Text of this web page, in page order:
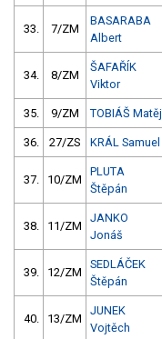
33. 7/ZM
BASARABA
Albert
34. 8/ZM
ŠAFAŘÍK
Viktor
35. 9/ZM TOBIÁŠ Matěj
36. 27/ZS KRÁL Samuel
37. 10/ZM
PLUTA
Štěpán
38. 11/ZM
JANKO
Jonáš
39. 12/ZM
SEDLÁČEK
Štěpán
40. 13/ZM
JUNEK
Vojtěch